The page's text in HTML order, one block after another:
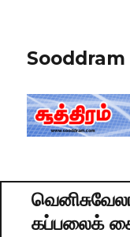
Sooddram
கப்பலைக்